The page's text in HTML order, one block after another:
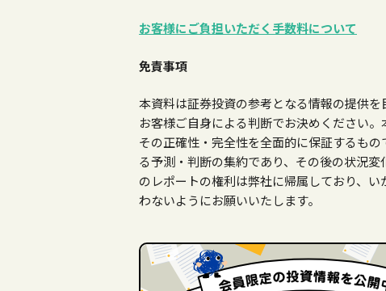
お客様にご負担いただく手数料について
免責事項
本資料は証券投資の参考となる情報の提供を
お客様ご自身による判断でお決めください
その正確性・完全性を全面的に保証するも
る予測・判断の集約であり、その後の状況
のレポートの権利は弊社に帰属しており、
わないようにお願いいたします。